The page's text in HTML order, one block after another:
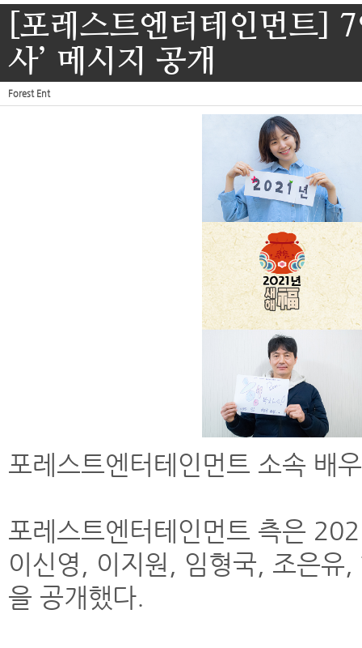
[포레스트엔터테인먼트]
사’ 메시지 공개
Forest Ent
포레스트엔터테인먼트 소속 배
포레스트엔터테인먼트 측은
이신영, 이지원, 임형국, 조은유
을 공개했다.